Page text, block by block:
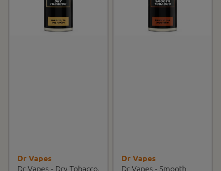
Dr Vapes
Dr Vapes - Dry Tobacco,
Dr Vapes
Dr Vapes - Smooth